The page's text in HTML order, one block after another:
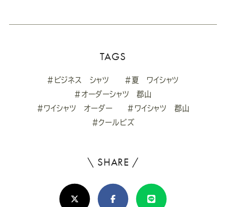
TAGS
#ビジネス シャツ
#夏 ワイシャツ
#オーダーシャツ 郡山
#ワイシャツ オーダー
#ワイシャツ 郡山
#クールビズ
\ SHARE /
ろ
し
X(Twitter)FacebookLine